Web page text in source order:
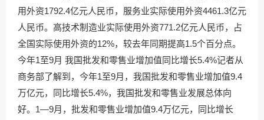
用外资1792.4亿元人民币，服务业实际使用外资4461.3亿元
人民币。高技术制造业实际使用外资771.2亿元人民币，占
全国实际使用外资的12%，较去年同期提高1.5个百分点。
今年1至9月 我国批发和零售业增加值同比增长5.4%记者从
商务部了解到，今年1至9月，我国批发和零售业增加值9.4
万亿元，同比增长5.4%，我国批发和零售业发展总体向
好。1—9月，批发和零售业增加值9.4万亿元，同比增长